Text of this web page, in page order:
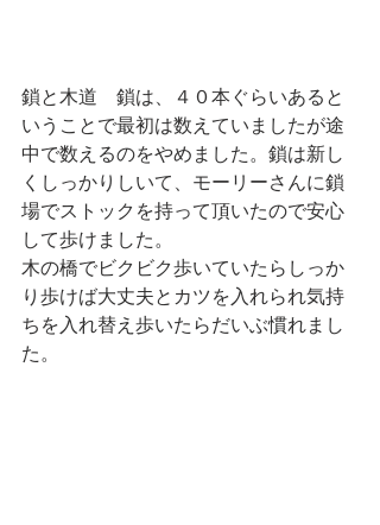
鎖と木道　鎖は、４０本ぐらいあると
いうことで最初は数えていましたが途
中で数えるのをやめました。鎖は新し
くしっかりしいて、モーリーさんに鎖
場でストックを持って頂いたので安心
して歩けました。
木の橋でビクビク歩いていたらしっか
り歩けば大丈夫とカツを入れられ気持
ちを入れ替え歩いたらだいぶ慣れまし
た。